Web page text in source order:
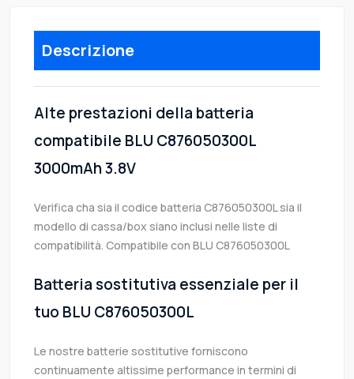
Descrizione
Alte prestazioni della batteria
compatibile BLU C876050300L
3000mAh 3.8V
Verifica cha sia il codice batteria C876050300L sia il
modello di cassa/box siano inclusi nelle liste di
compatibilità. Compatibile con BLU C876050300L
Batteria sostitutiva essenziale per il
tuo BLU C876050300L
Le nostre batterie sostitutive forniscono
continuamente altissime performance in termini di